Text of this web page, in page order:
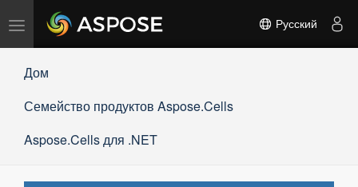
Переключить
навигацию
Русский
Дом
Семейство продуктов Aspose.Cells
Aspose.Cells для .NET